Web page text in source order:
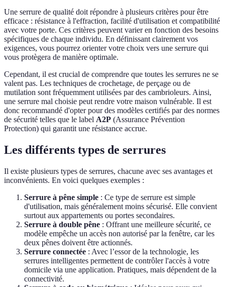
Une serrure de qualité doit répondre à plusieurs critères pour être
efficace : résistance à l'effraction, facilité d'utilisation et compatibilité
avec votre porte. Ces critères peuvent varier en fonction des besoins
spécifiques de chaque individu. En définissant clairement vos
exigences, vous pourrez orienter votre choix vers une serrure qui
vous protègera de manière optimale.
Cependant, il est crucial de comprendre que toutes les serrures ne se
valent pas. Les techniques de crochetage, de perçage ou de
mutilation sont fréquemment utilisées par des cambrioleurs. Ainsi,
une serrure mal choisie peut rendre votre maison vulnérable. Il est
donc recommandé d'opter pour des modèles certifiés par des normes
de sécurité telles que le label A2P (Assurance Prévention
Protection) qui garantit une résistance accrue.
Les différents types de serrures
Il existe plusieurs types de serrures, chacune avec ses avantages et
inconvénients. En voici quelques exemples :
Serrure à pêne simple : Ce type de serrure est simple
d'utilisation, mais généralement moins sécurisé. Elle convient
surtout aux appartements ou portes secondaires.
Serrure à double pêne : Offrant une meilleure sécurité, ce
modèle empêche un accès non autorisé par la fenêtre, car les
deux pênes doivent être actionnés.
Serrure connectée : Avec l’essor de la technologie, les
serrures intelligentes permettent de contrôler l'accès à votre
domicile via une application. Pratiques, mais dépendent de la
connectivité.